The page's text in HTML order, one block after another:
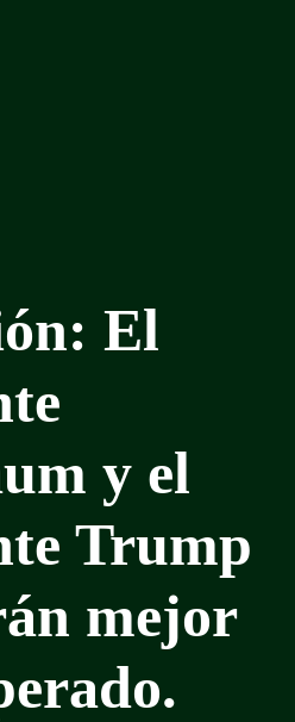
El
y el
Trump
mejor